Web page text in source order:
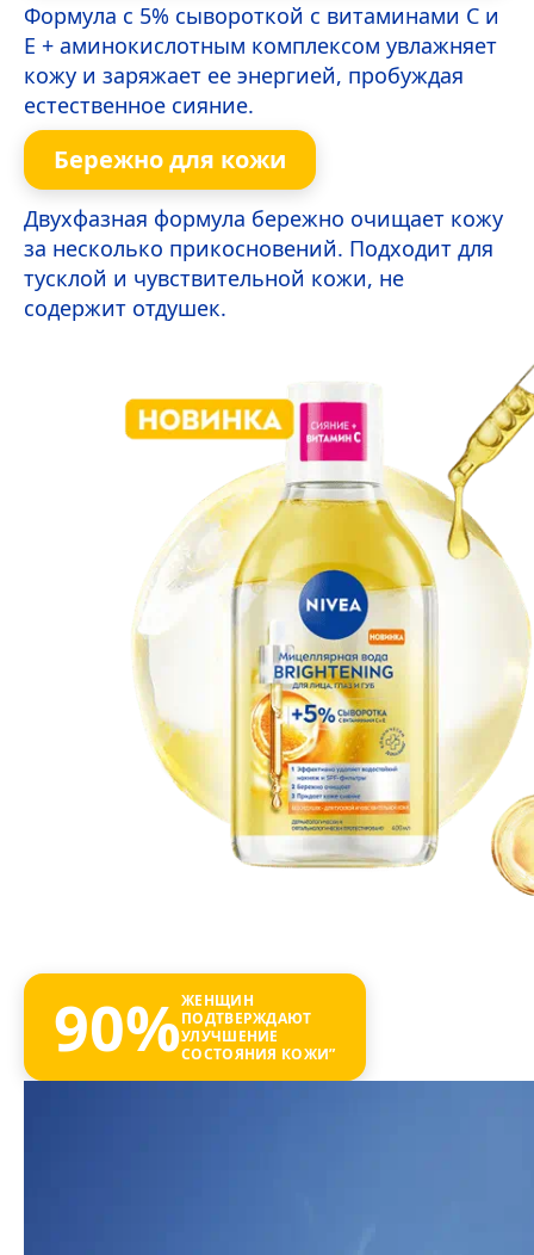
Формула с 5% сывороткой с витаминами C и
E + аминокислотным комплексом увлажняет
кожу и заряжает ее энергией, пробуждая
естественное сияние.
Бережно для кожи
Двухфазная формула бережно очищает кожу
за несколько прикосновений. Подходит для
тусклой и чувствительной кожи, не
содержит отдушек.
90%ЖЕНЩИН
ПОДТВЕРЖДАЮТ
УЛУЧШЕНИЕ
СОСТОЯНИЯ КОЖИ”